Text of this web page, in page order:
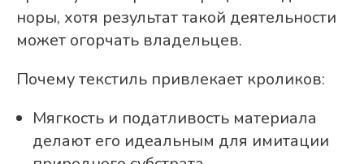
норы, хотя результат такой деятельности
может огорчать владельцев.
Почему текстиль привлекает кроликов:
Мягкость и податливость материала
делают его идеальным для имитации